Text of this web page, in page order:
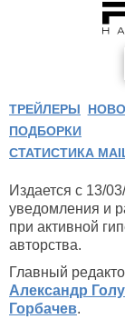
ТРЕЙЛЕРЫ
ПОДБОРКИ
СТАТИСТИКА
Издается с 13/
уведомления и
при активной
авторства.
Главный
Александр
Горбачев.